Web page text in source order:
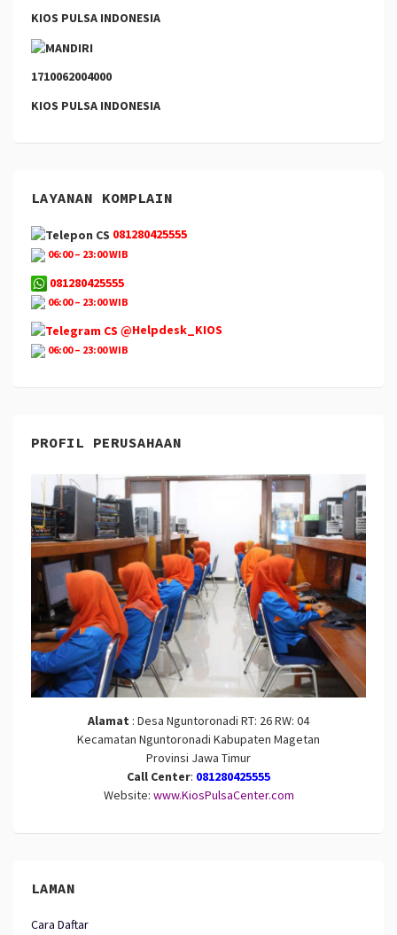
KIOS PULSA INDONESIA
1710062004000
KIOS PULSA INDONESIA
LAYANAN KOMPLAIN
081280425555
06:00 – 23:00 WIB
081280425555
06:00 – 23:00 WIB
@Helpdesk_KIOS
06:00 – 23:00 WIB
PROFIL PERUSAHAAN
Alamat : Desa Nguntoronadi RT: 26 RW: 04
Kecamatan Nguntoronadi Kabupaten Magetan
Provinsi Jawa Timur
Call Center: 081280425555
Website: www.KiosPulsaCenter.com
LAMAN
Cara Daftar